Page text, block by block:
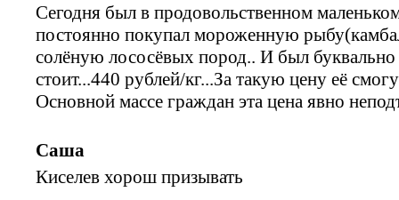
Сегодня был в продовольственном
постоянно покупал мороженную
солёную лососёвых пород.. И был
стоит...440 рублей/кг...За такую цену её
Основной массе граждан эта цена явно
Саша
Киселев хорош призывать